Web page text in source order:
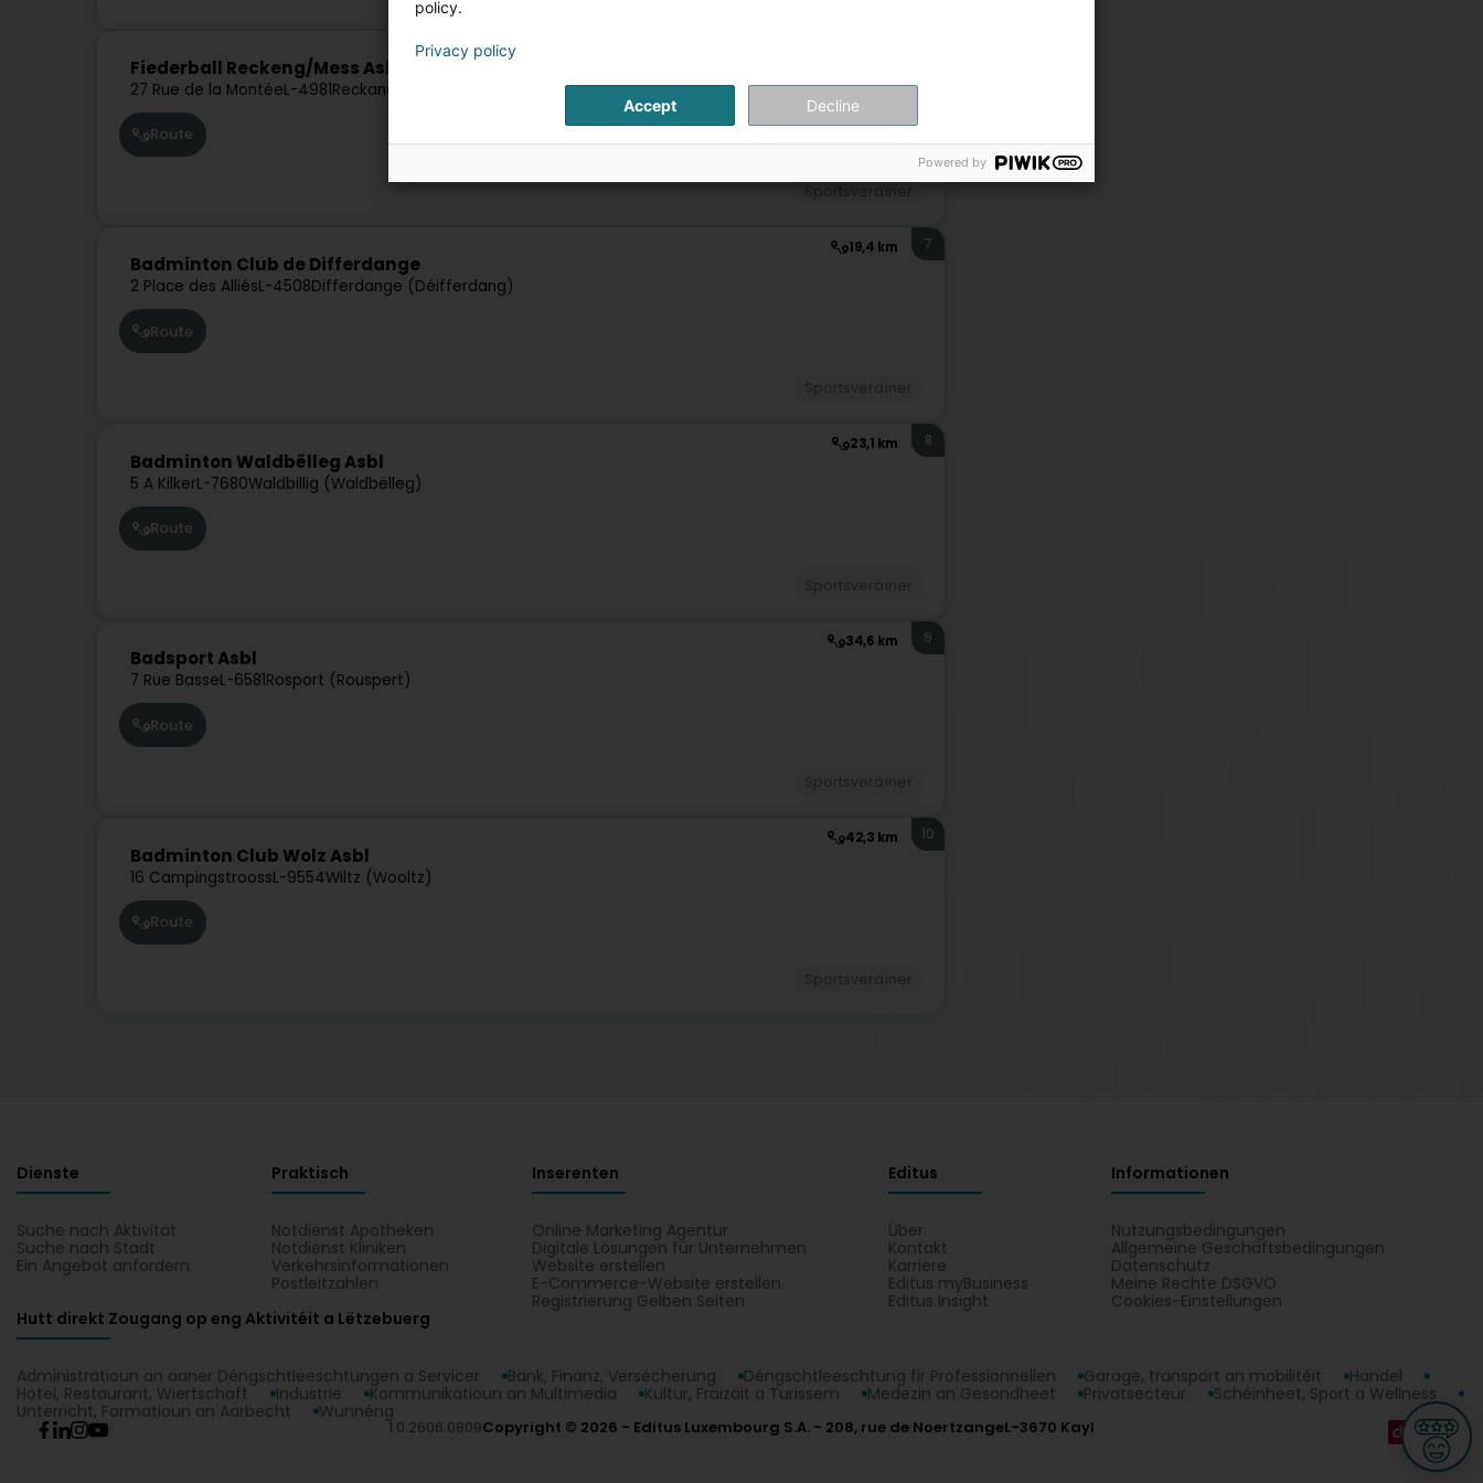
Fiederball Reckeng/Mess Asbl
27 Rue de la MontéeL-4981Reckange-sur-Mess (Reckeng op der Mess)
Route
Sportsveräiner
19,4 km
Badminton Club de Differdange
2 Place des AlliésL-4508Differdange (Déifferdang)
7
Route
23,1 km
Badminton Waldbëlleg Asbl
5 A KilkerL-7680Waldbillig (Waldbëlleg)
8
Route
34,6 km
Badsport Asbl
7 Rue BasseL-6581Rosport (Rouspert)
9
Route
42,3 km
Badminton Club Wolz Asbl
16 CampingstroossL-9554Wiltz (Wooltz)
10
Route
Dienste
Suche nach Aktivität
Suche nach Stadt
Ein Angebot anfordern
Praktisch
Notdienst Apotheken
Notdienst Kliniken
Verkehrsinformationen
Postleitzahlen
Inserenten
Online Marketing Agentur
Digitale Lösungen für Unternehmen
Website erstellen
E-Commerce-Website erstellen
Registrierung Gelben Seiten
Editus
Über
Kontakt
Karriere
Editus myBusiness
Editus Insight
Informationen
Nutzungsbedingungen
Allgemeine Geschäftsbedingungen
Datenschutz
Meine Rechte DSGVO
Cookies-Einstellungen
Hutt direkt Zougang op eng Aktivitéit a Lëtzebuerg
Administratioun an aaner Déngschtleeschtungen a Servicer Bank, Finanz, Versécherung Déngschtleeschtung fir Professionnellen Garage, transport an mobilitéit
Handel
Hotel, Restaurant, Wiertschaft
Industrie Kommunikatioun an Multimedia Kultur, Fräizäit a Turissem Medezin an Gesondheet Privatsecteur
Schéinheet, Sport a Wellness
Unterricht, Formatioun an Aarbecht
Wunnéng
1.0.2606.0809Copyright © 2026 Editus Luxembourg S.A. 208, rue de NoertzangeL-3670 Kayl
policy.
Privacy policy
Accept Decline
Powered by